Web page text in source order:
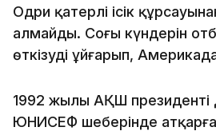
Одри қатерлі ісік
алмайды. Соңғы күндерін
өткізуді ұйғарып,
1992 жылы АҚШ
ЮНИСЕФ шеңберінде